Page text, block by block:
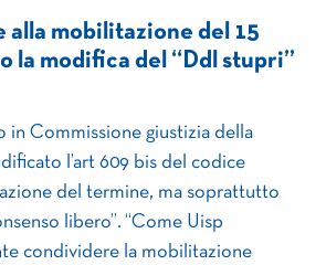
alla mobilitazione del 15
la modifica del “Ddl stupri”
in Commissione giustizia della
l’art 609 bis del codice
del termine, ma soprattutto
libero”. “Come Uisp
condividere la mobilitazione